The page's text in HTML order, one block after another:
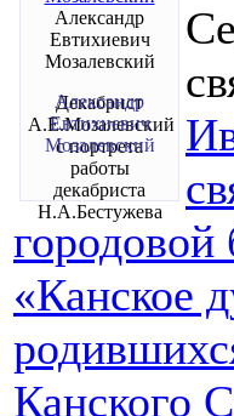
Александр
Евтихиевич
Мозалевский
Декабрист
А.Е.Мозалевский
с портрета
работы
декабриста
Н.А.Бестужева
Александр
Евтихиевич
Мозалевский
«Канское
Канского